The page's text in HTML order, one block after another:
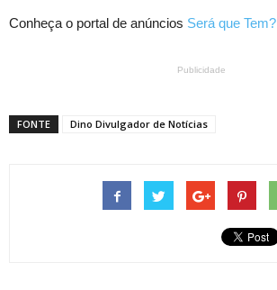
Conheça o portal de anúncios Será que Tem?
Publicidade
FONTE Dino Divulgador de Notícias